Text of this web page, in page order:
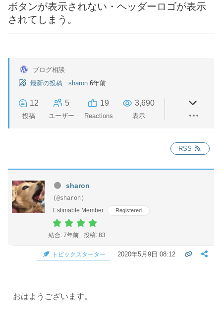
ボタンが表示されない・ヘッダーロゴが表示
されてしまう。
ブログ相談
最新の投稿 : sharon 6年前
12
投稿
5
ユーザー
19
Reactions
3,690
表示
RSS
sharon
(@sharon)
Estimable Member
Registered
結合: 7年前 投稿: 83
トピックスターター 2020年5月9日 08:12
おはようございます。